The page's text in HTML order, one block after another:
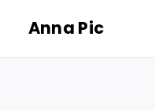
Anna Pic